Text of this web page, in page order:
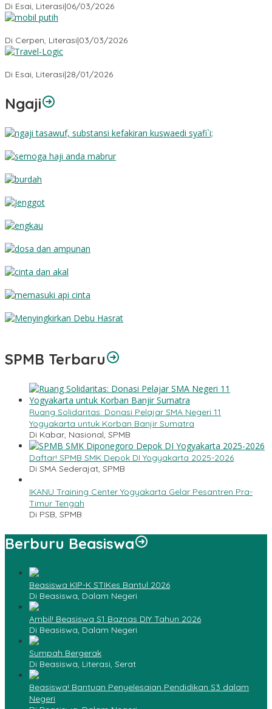
Di Esai, Literasi|06/03/2026
Di Cerpen, Literasi|03/03/2026
Di Esai, Literasi|28/01/2026
Ngaji
SPMB Terbaru
Ruang Solidaritas: Donasi Pelajar SMA Negeri 11
Yogyakarta untuk Korban Banjir Sumatra
Di Kabar, Nasional, SPMB
Daftar! SPMB SMK Depok DI Yogyakarta 2025-2026
Di SMA Sederajat, SPMB
IKANU Training Center Yogyakarta Gelar Pesantren Pra-
Timur Tengah
Di PSB, SPMB
Berburu Beasiswa
Beasiswa KIP-K STIKes Bantul 2026
Di Beasiswa, Dalam Negeri
Ambil! Beasiswa S1 Baznas DIY Tahun 2026
Di Beasiswa, Dalam Negeri
Sumpah Bergerak
Di Beasiswa, Literasi, Serat
Beasiswa! Bantuan Penyelesaian Pendidikan S3 dalam
Negeri